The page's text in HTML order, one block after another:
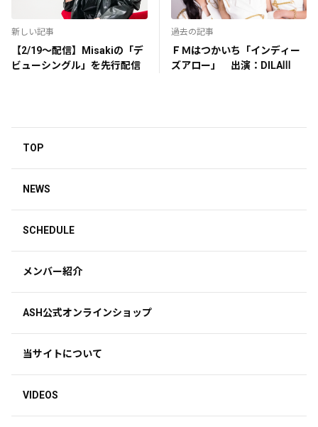
新しい記事
【2/19～配信】Misakiの「デ
ビューシングル」を先行配信
過去の記事
ＦＭはつかいち「インディー
ズアロー」 出演：DILAⅢ
TOP
NEWS
SCHEDULE
メンバー紹介
ASH公式オンラインショップ
当サイトについて
VIDEOS